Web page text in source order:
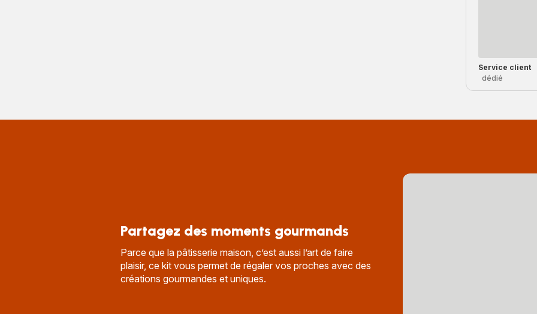
Service client
dédié
Partagez des moments gourmands
Parce que la pâtisserie maison, c’est aussi l’art de faire
plaisir, ce kit vous permet de régaler vos proches avec des
créations gourmandes et uniques.